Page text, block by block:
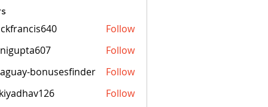
Follow
Follow
bonusesfinderbonusesfinder Follow
Follow